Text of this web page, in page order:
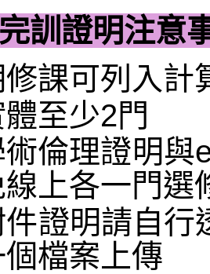
完訓證明注意
課可列入計
至少2門
倫理證明與
上各一門選
證明請自行
檔案上傳